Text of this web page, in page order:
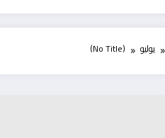
يوليو (No Title)